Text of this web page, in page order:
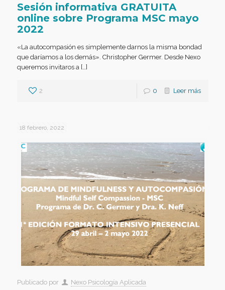
Sesión informativa GRATUITA
online sobre Programa MSC mayo
2022
«La autocompasión es simplemente darnos la misma bondad
que daríamos a los demás». Christopher Germer. Desde Nexo
queremos invitaros a […]
2 0 Leer más
18 febrero, 2022
Publicado por Nexo Psicología Aplicada